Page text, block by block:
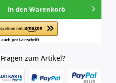
In den Warenkorb
Fragen zum Artikel?